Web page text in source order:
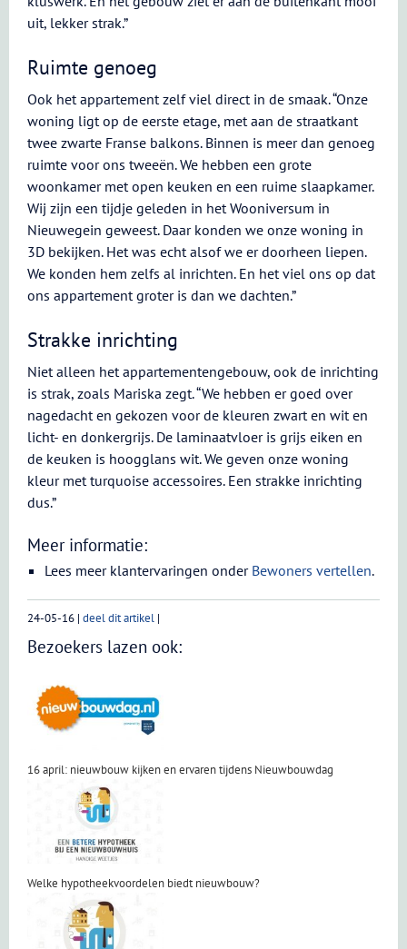
uit, lekker strak.”
Ruimte genoeg
Ook het appartement zelf viel direct in de smaak. “Onze
woning ligt op de eerste etage, met aan de straatkant
twee zwarte Franse balkons. Binnen is meer dan genoeg
ruimte voor ons tweeën. We hebben een grote
woonkamer met open keuken en een ruime slaapkamer.
Wij zijn een tijdje geleden in het Wooniversum in
Nieuwegein geweest. Daar konden we onze woning in
3D bekijken. Het was echt alsof we er doorheen liepen.
We konden hem zelfs al inrichten. En het viel ons op dat
ons appartement groter is dan we dachten.”
Strakke inrichting
Niet alleen het appartementengebouw, ook de inrichting
is strak, zoals Mariska zegt. “We hebben er goed over
nagedacht en gekozen voor de kleuren zwart en wit en
licht- en donkergrijs. De laminaatvloer is grijs eiken en
de keuken is hoogglans wit. We geven onze woning
kleur met turquoise accessoires. Een strakke inrichting
dus.”
Meer informatie:
Lees meer klantervaringen onder Bewoners vertellen.
24-05-16 | deel dit artikel |
Bezoekers lazen ook:
16 april: nieuwbouw kijken en ervaren tijdens Nieuwbouwdag
Welke hypotheekvoordelen biedt nieuwbouw?